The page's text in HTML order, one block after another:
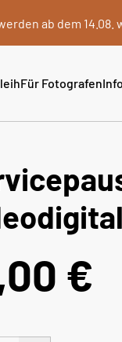
ab dem 14.08.
Für Fotografen
€